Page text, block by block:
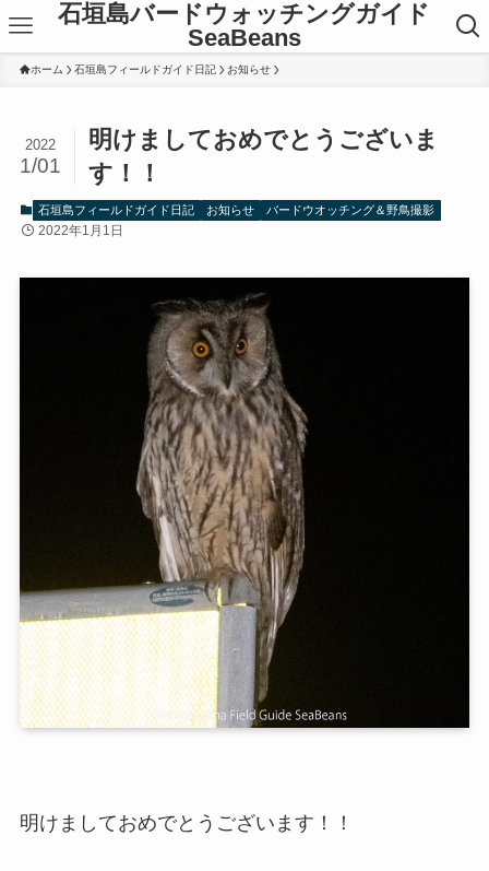
石垣島バードウォッチングガイド
SeaBeans
ホーム 石垣島フィールドガイド日記 お知らせ
明けましておめでとうございま
す！！
2022
1/01
石垣島フィールドガイド日記 お知らせ バードウオッチング＆野鳥撮影
2022年1月1日
明けましておめでとうございます！！